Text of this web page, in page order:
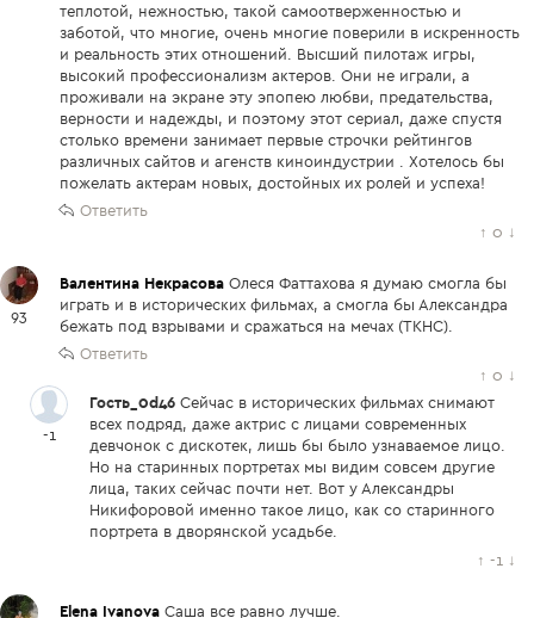
теплотой, нежностью, такой самоотверженностью и
заботой, что многие, очень многие поверили в искренность
и реальность этих отношений. Высший пилотаж игры,
высокий профессионализм актеров. Они не играли, а
проживали на экране эту эпопею любви, предательства,
верности и надежды, и поэтому этот сериал, даже спустя
столько времени занимает первые строчки рейтингов
различных сайтов и агенств киноиндустрии . Хотелось бы
пожелать актерам новых, достойных их ролей и успеха!
Ответить
↑ 0 ↓
93
Валентина Некрасова Олеся Фаттахова я думаю смогла бы
играть и в исторических фильмах, а смогла бы Александра
бежать под взрывами и сражаться на мечах (ТКНС).
Ответить
↑ 0 ↓
-1
Гость_0d46 Сейчас в исторических фильмах снимают
всех подряд, даже актрис с лицами современных
девчонок с дискотек, лишь бы было узнаваемое лицо.
Но на старинных портретах мы видим совсем другие
лица, таких сейчас почти нет. Вот у Александры
Никифоровой именно такое лицо, как со старинного
портрета в дворянской усадьбе.
↑ -1 ↓
Elena Ivanova Саша все равно лучше.